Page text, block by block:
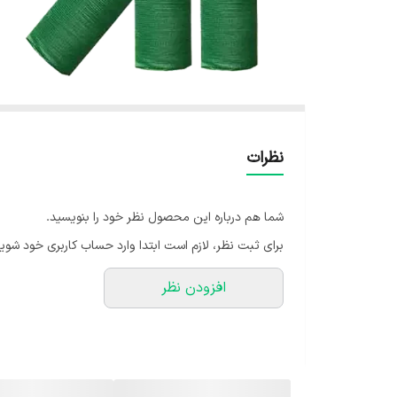
نظرات
شما هم درباره این محصول نظر خود را بنویسید.
برای ثبت نظر، لازم است ابتدا وارد حساب کاربری خود
افزودن نظر